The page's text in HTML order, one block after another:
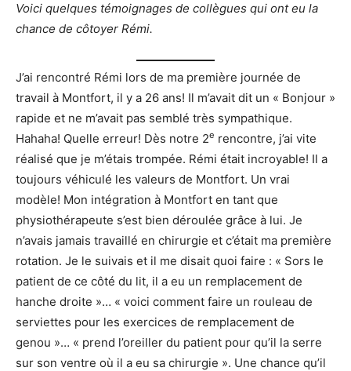
Voici quelques témoignages de collègues qui ont eu la
chance de côtoyer Rémi.
J’ai rencontré Rémi lors de ma première journée de
travail à Montfort, il y a 26 ans! Il m’avait dit un « Bonjour »
rapide et ne m’avait pas semblé très sympathique.
Hahaha! Quelle erreur! Dès notre 2e rencontre, j’ai vite
réalisé que je m’étais trompée. Rémi était incroyable! Il a
toujours véhiculé les valeurs de Montfort. Un vrai
modèle! Mon intégration à Montfort en tant que
physiothérapeute s’est bien déroulée grâce à lui. Je
n’avais jamais travaillé en chirurgie et c’était ma première
rotation. Je le suivais et il me disait quoi faire : « Sors le
patient de ce côté du lit, il a eu un remplacement de
hanche droite »… « voici comment faire un rouleau de
serviettes pour les exercices de remplacement de
genou »… « prend l’oreiller du patient pour qu’il la serre
sur son ventre où il a eu sa chirurgie ». Une chance qu’il